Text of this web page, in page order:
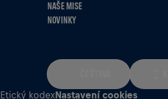
NAŠE MISE
NOVINKY
Etický kodexNastavení cookies